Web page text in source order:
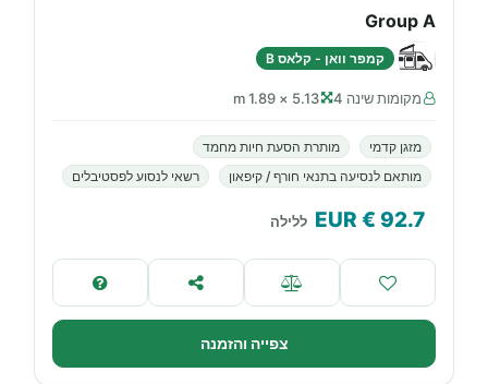
Group A
קמפר וואן - קלאס B
מקומות שינה 4 5.13 × 1.89 m
מזגן קדמי
מותרת הסעת חיות מחמד
מותאם לנסיעה בתנאי חורף / קיפאון
רשאי לנסוע לפסטיבלים
92.7
€ EUR ללילה
צפייה והזמנה